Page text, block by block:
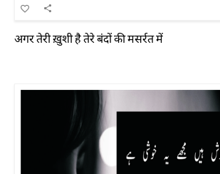
अगर तेरी ख़ुशी है तेरे बंदों की मसर्रत में